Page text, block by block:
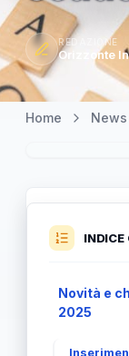
REDAZIONE
Orizzonte
Home News
INDICE
Novità e
2025